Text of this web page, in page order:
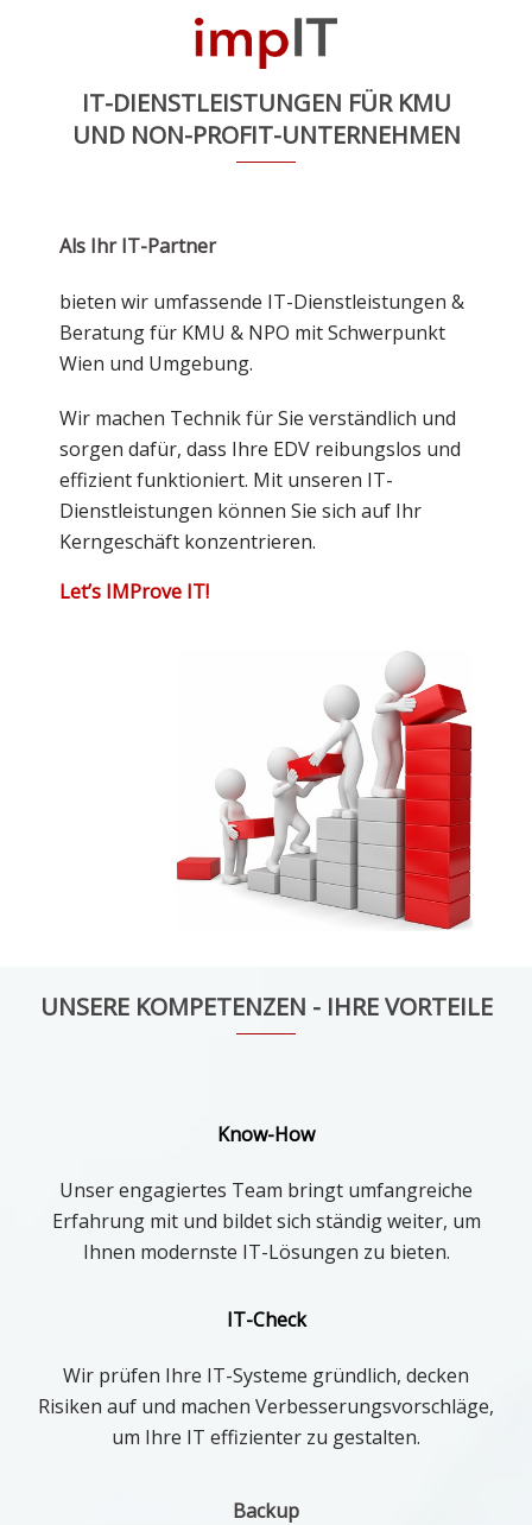
IT-DIENSTLEISTUNGEN FÜR KMU
UND NON-PROFIT-UNTERNEHMEN
Als Ihr IT-Partner
bieten wir umfassende IT-Dienstleistungen &
Beratung für KMU & NPO mit Schwerpunkt
Wien und Umgebung.
Wir machen Technik für Sie verständlich und
sorgen dafür, dass Ihre EDV reibungslos und
effizient funktioniert. Mit unseren IT-
Dienstleistungen können Sie sich auf Ihr
Kerngeschäft konzentrieren.
Let’s IMProve IT!
UNSERE KOMPETENZEN - IHRE VORTEILE
Know-How
Unser engagiertes Team bringt umfangreiche
Erfahrung mit und bildet sich ständig weiter, um
Ihnen modernste IT-Lösungen zu bieten.
IT-Check
Wir prüfen Ihre IT-Systeme gründlich, decken
Risiken auf und machen Verbesserungsvorschläge,
um Ihre IT effizienter zu gestalten.
Backup